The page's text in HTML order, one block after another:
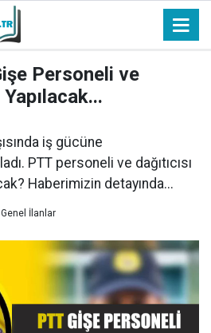
Personeli ve
Yapılacak...
iş gücüne
PTT personeli ve dağıtıcısı
Haberimizin detayında...
Genel İlanlar